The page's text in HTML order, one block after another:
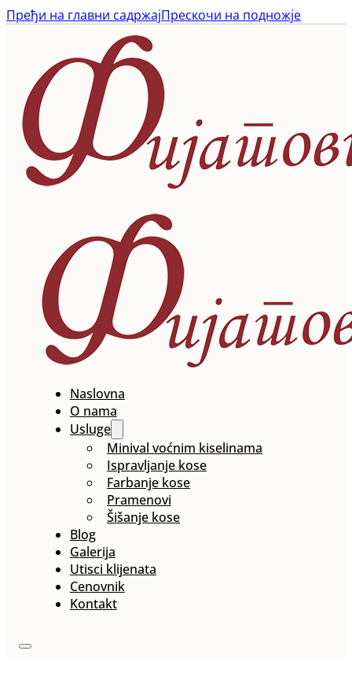
Пређи на главни садржајПрескочи на подножје
Naslovna
O nama
Usluge
Minival voćnim kiselinama
Ispravljanje kose
Farbanje kose
Pramenovi
Šišanje kose
Blog
Galerija
Utisci klijenata
Cenovnik
Kontakt